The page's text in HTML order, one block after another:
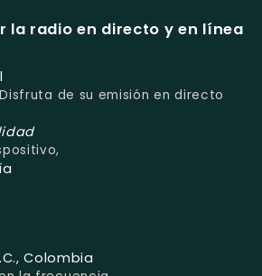
la radio en directo y en línea
de su emisión en directo
Colombia